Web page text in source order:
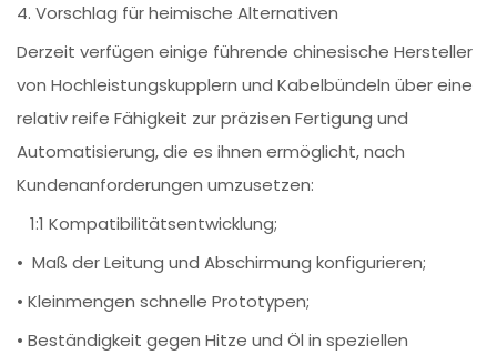
4. Vorschlag für heimische Alternativen
Derzeit verfügen einige führende chinesische Hersteller
von Hochleistungskupplern und Kabelbündeln über eine
relativ reife Fähigkeit zur präzisen Fertigung und
Automatisierung, die es ihnen ermöglicht, nach
Kundenanforderungen umzusetzen:
1:1 Kompatibilitätsentwicklung;
• Maß der Leitung und Abschirmung konfigurieren;
• Kleinmengen schnelle Prototypen;
• Beständigkeit gegen Hitze und Öl in speziellen